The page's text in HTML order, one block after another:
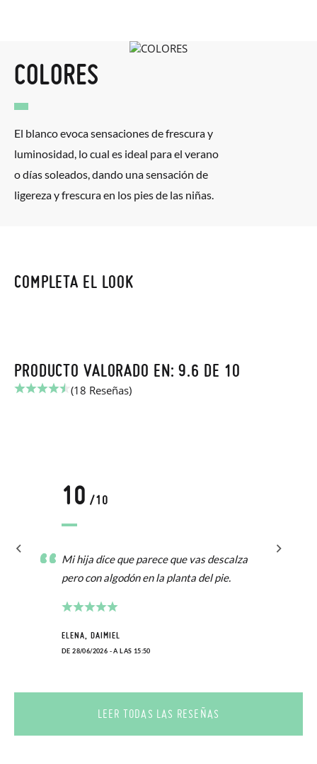
COLORES
El blanco evoca sensaciones de frescura y
luminosidad, lo cual es ideal para el verano
o días soleados, dando una sensación de
ligereza y frescura en los pies de las niñas.
COMPLETA EL LOOK
PRODUCTO VALORADO EN: 9.6 DE 10
(18 Reseñas)
10 /10
Mi hija dice que parece que vas descalza
pero con algodón en la planta del pie.
ELENA, DAIMIEL
DE 28/06/2026 - A LAS 15:50
LEER TODAS LAS RESEÑAS